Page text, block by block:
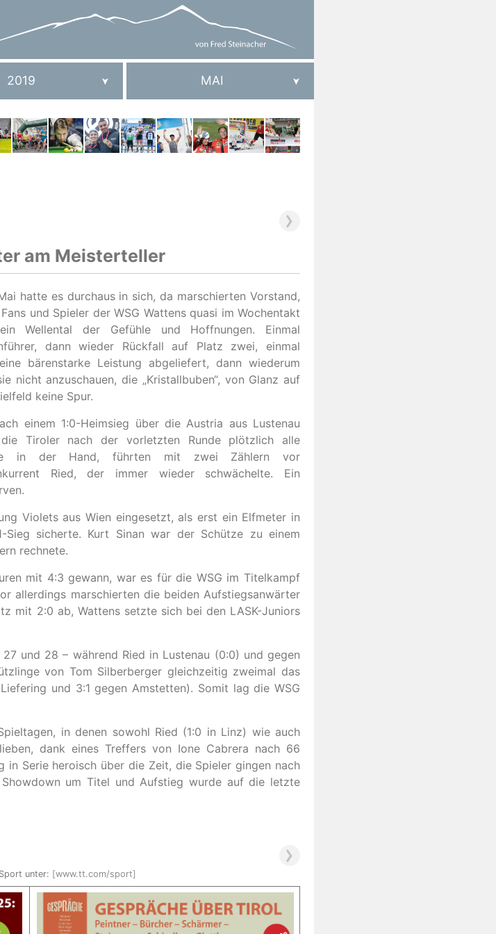
JAHRBUCH
2005
2025
2019 MAI
am Meisterteller
hatte es durchaus in sich, da marschierten Vorstand,
Fans und Spieler der WSG Wattens quasi im Wochentakt
Wellental der Gefühle und Hoffnungen. Einmal
dann wieder Rückfall auf Platz zwei, einmal
bärenstarke Leistung abgeliefert, dann wiederum
nicht anzuschauen, die „Kristallbuben“, von Glanz auf
keine Spur.
einem 1:0-Heimsieg über die Austria aus Lustenau
Tiroler nach der vorletzten Runde plötzlich alle
in der Hand, führten mit zwei Zählern vor
Ried, der immer wieder schwächelte. Ein
Violets aus Wien eingesetzt, als erst ein Elfmeter in
sicherte. Kurt Sinan war der Schütze zu einem
rechnete.
mit 4:3 gewann, war es für die WSG im Titelkampf
allerdings marschierten die beiden Aufstiegsanwärter
mit 2:0 ab, Wattens setzte sich bei den LASK-Juniors
und 28 – während Ried in Lustenau (0:0) und gegen
von Tom Silberberger gleichzeitig zweimal das
und 3:1 gegen Amstetten). Somit lag die WSG
in denen sowohl Ried (1:0 in Linz) wie auch
dank eines Treffers von Ione Cabrera nach 66
Serie heroisch über die Zeit, die Spieler gingen nach
um Titel und Aufstieg wurde auf die letzte
unter: [www.tt.com/sport]